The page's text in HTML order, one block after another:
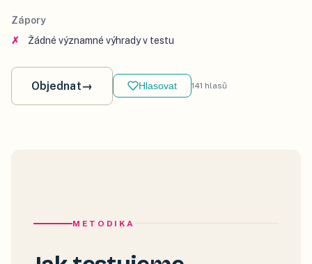
Zápory
Žádné významné výhrady v testu
Objednat→ Hlasovat 141 hlasů
METODIKA